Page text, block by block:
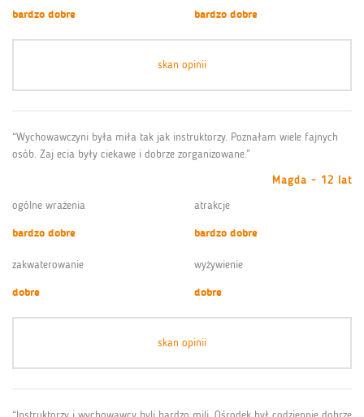
bardzo dobre
bardzo dobre
skan opinii
“Wychowawczyni była miła tak jak instruktorzy. Poznałam wiele fajnych
osób. Zaj ecia były ciekawe i dobrze zorganizowane.”
Magda - 12 lat
ogólne wrażenia
bardzo dobre
atrakcje
bardzo dobre
zakwaterowanie
dobre
wyżywienie
dobre
skan opinii